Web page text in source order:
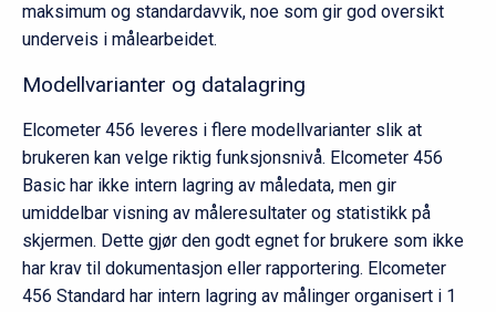
maksimum og standardavvik, noe som gir god oversikt
underveis i målearbeidet.
Modellvarianter og datalagring
Elcometer 456 leveres i flere modellvarianter slik at
brukeren kan velge riktig funksjonsnivå. Elcometer 456
Basic har ikke intern lagring av måledata, men gir
umiddelbar visning av måleresultater og statistikk på
skjermen. Dette gjør den godt egnet for brukere som ikke
har krav til dokumentasjon eller rapportering. Elcometer
456 Standard har intern lagring av målinger organisert i 1